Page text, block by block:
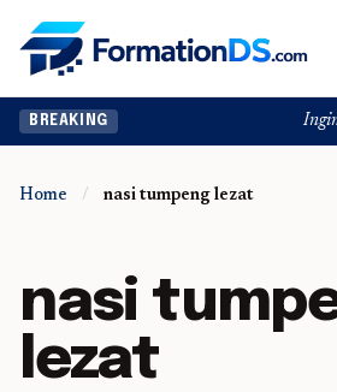
BREAKING Ingin
Home / nasi tumpeng lezat
nasi
lezat